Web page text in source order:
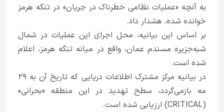
به آنچه «عملیات نظامی خطرناک در جریان» در تنگه هرمز
خوانده شده، هشدار داد.
بر اساس این بیانیه، محل اجرای این عملیات در شمال
شبه‌جزیره مسندم عمان، واقع در میانه تنگه هرمز، اعلام
شده است.
در بیانیه مرکز مشترک اطلاعات دریایی که تاریخ آن به ۲۹
مه بازمی‌گردد، سطح تهدید در این منطقه «بحرانی»
(CRITICAL) ارزیابی شده است.